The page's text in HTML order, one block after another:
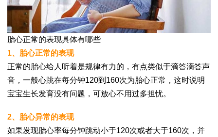
胎心正常的表现具体有哪些
1、胎心正常的表现
正常的胎心给人听着是规律有力的，有点类似于滴答滴答声
音，一般心跳在每分钟120到160次为胎心正常，这时说明
宝宝生长发育没有问题，可放心不用过多担忧。
2、胎心异常的表现
如果发现胎心率每分钟跳动小于120次或者大于160次，并